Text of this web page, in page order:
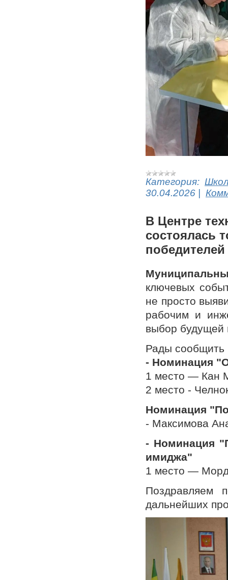
Категория:
30.04.2026
В Центре
состоялась
ключевых
не просто
рабочим и
выбор будущей
Рады сообщить
- Номинация
1 место — Кан
2 место -
Номинация
- Максимова
- Номинация
имиджа"
1 место —
Поздравляем
дальнейших